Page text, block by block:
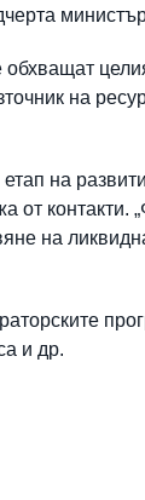
на
на
от контакти.
на
и др.